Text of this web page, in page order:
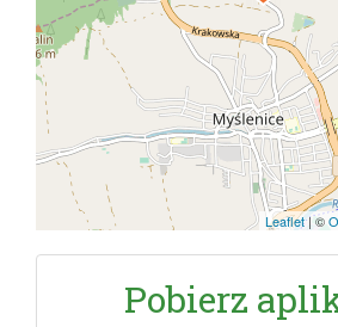
Leaflet |©
Pobierz